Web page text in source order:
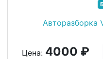
Авторазборка
Цена: 4000 ₽